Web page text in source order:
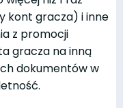
kont gracza) i inne
z promocji
gracza na inną
dokumentów w